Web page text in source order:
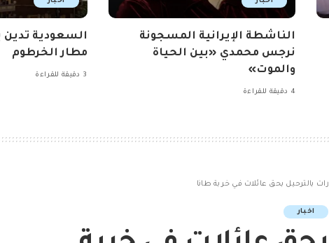
الناشطة الإيرانية المسجونة
نرجس محمدي «بين الحياة
والموت»
4 دقيقة للقراءة
السعودية
مطار الخرطوم
3 دقيقة للقراءة
بالترحيل بحق عائلات في خربة طانا
اخبار